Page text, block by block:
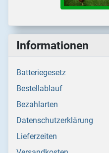
Informationen
Batteriegesetz
Bestellablauf
Bezahlarten
Datenschutzerklärung
Lieferzeiten